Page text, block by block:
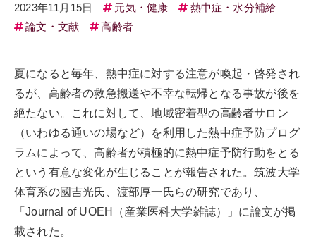
2023年11月15日 元気・健康
熱中症・水分補給
論文・文献
高齢者
夏になると毎年、熱中症に対する注意が喚起・啓発され
るが、高齢者の救急搬送や不幸な転帰となる事故が後を
絶たない。これに対して、地域密着型の高齢者サロン
（いわゆる通いの場など）を利用した熱中症予防プログ
ラムによって、高齢者が積極的に熱中症予防行動をとる
という有意な変化が生じることが報告された。筑波大学
体育系の國吉光氏、渡部厚一氏らの研究であり、
「Journal of UOEH（産業医科大学雑誌）」に論文が掲
載された。